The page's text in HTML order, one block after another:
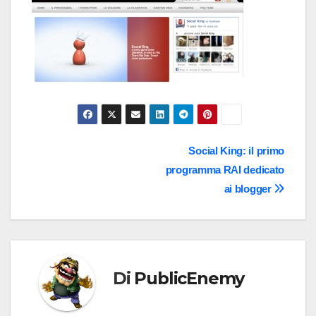
Social King: il primo
programma RAI dedicato
ai blogger
Di PublicEnemy